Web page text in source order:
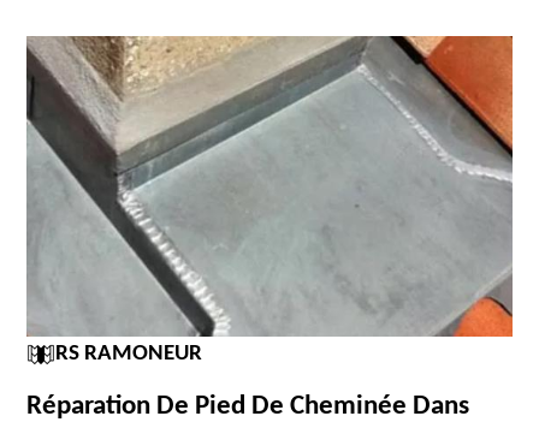
RS RAMONEUR
Réparation De Pied De Cheminée Dans